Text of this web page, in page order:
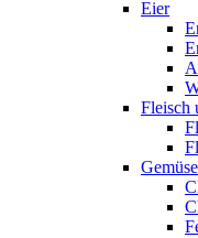
Eier
Fleisch
Gemüse